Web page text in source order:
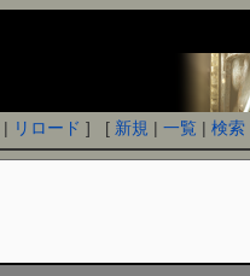
| リロード ] [ 新規 |一覧 |検索